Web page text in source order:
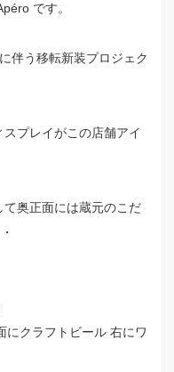
です。
伴う移転新装プロジェク
プレイがこの店舗アイ
奥正面には蔵元のこだ
にクラフトビール 右にワ